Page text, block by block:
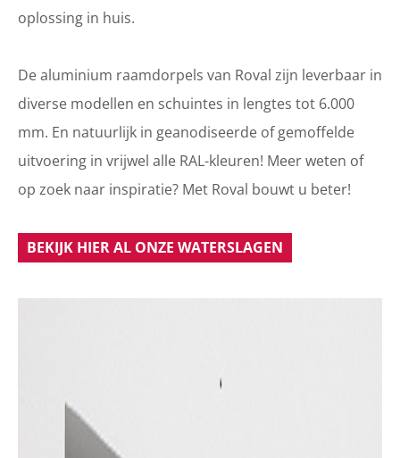
oplossing in huis.
De aluminium raamdorpels van Roval zijn leverbaar in
diverse modellen en schuintes in lengtes tot 6.000
mm. En natuurlijk in geanodiseerde of gemoffelde
uitvoering in vrijwel alle RAL-kleuren! Meer weten of
op zoek naar inspiratie? Met Roval bouwt u beter!
BEKIJK HIER AL ONZE WATERSLAGEN